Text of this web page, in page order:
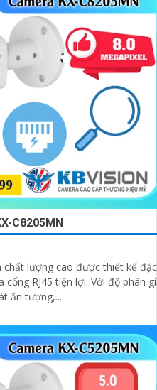
C8205MN
chất lượng cao được thiết kế đặc
tiện lợi. Với độ phân giải
ấn tượng,...